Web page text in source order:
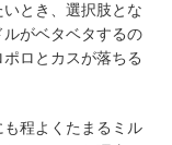
とき、選択肢とな
がベタベタするの
ロとカスが落ちる
程よくたまるミル